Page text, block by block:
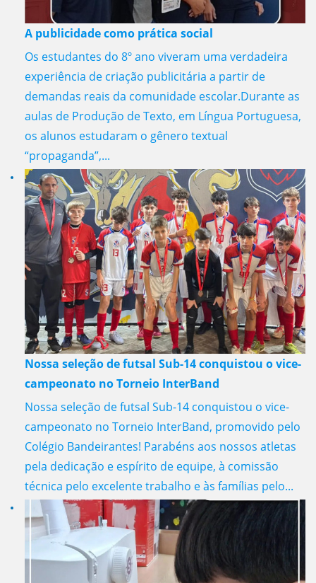
A publicidade como prática social
Os estudantes do 8º ano viveram uma verdadeira
experiência de criação publicitária a partir de
demandas reais da comunidade escolar.Durante as
aulas de Produção de Texto, em Língua Portuguesa,
os alunos estudaram o gênero textual
“propaganda”,...
Nossa seleção de futsal Sub-14 conquistou o vice-
campeonato no Torneio InterBand
Nossa seleção de futsal Sub-14 conquistou o vice-
campeonato no Torneio InterBand, promovido pelo
Colégio Bandeirantes! Parabéns aos nossos atletas
pela dedicação e espírito de equipe, à comissão
técnica pelo excelente trabalho e às famílias pelo...